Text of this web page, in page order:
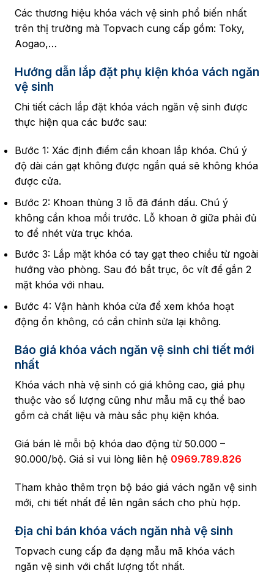
Các thương hiệu khóa vách vệ sinh phổ biến nhất
trên thị trường mà Topvach cung cấp gồm: Toky,
Aogao,…
Hướng dẫn lắp đặt phụ kiện khóa vách ngăn
vệ sinh
Chi tiết cách lắp đặt khóa vách ngăn vệ sinh được
thực hiện qua các bước sau:
Bước 1: Xác định điểm cần khoan lắp khóa. Chú ý
độ dài cán gạt không được ngắn quá sẽ không khóa
được cửa.
Bước 2: Khoan thủng 3 lỗ đã đánh dấu. Chú ý
không cần khoa mồi trước. Lỗ khoan ở giữa phải đủ
to để nhét vừa trục khóa.
Bước 3: Lắp mặt khóa có tay gạt theo chiều từ ngoài
hướng vào phòng. Sau đó bắt trục, ôc vít để gắn 2
mặt khóa với nhau.
Bước 4: Vận hành khóa cửa để xem khóa hoạt
động ổn không, có cần chỉnh sửa lại không.
Báo giá khóa vách ngăn vệ sinh chi tiết mới
nhất
Khóa vách nhà vệ sinh có giá không cao, giá phụ
thuộc vào số lượng cũng như mẫu mã cụ thể bao
gồm cả chất liệu và màu sắc phụ kiện khóa.
Giá bán lẻ mỗi bộ khóa dao động từ 50.000 –
90.000/bộ. Giá sỉ vui lòng liên hệ 0969.789.826
Tham khảo thêm trọn bộ báo giá vách ngăn vệ sinh
mới, chi tiết nhất để lên ngân sách cho phù hợp.
Địa chỉ bán khóa vách ngăn nhà vệ sinh
Topvach cung cấp đa dạng mẫu mã khóa vách
ngăn vệ sinh với chất lượng tốt nhất.